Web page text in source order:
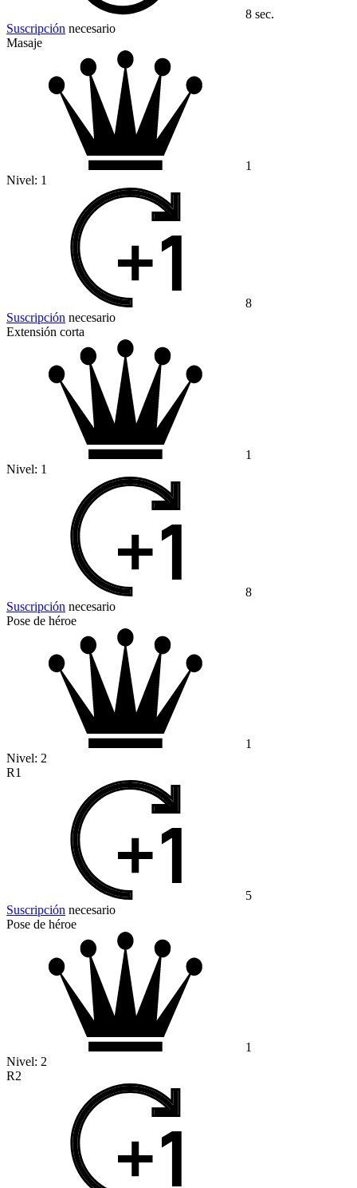
8 sec.
Suscripción necesario
Masaje
1
Nivel: 1
8
Suscripción necesario
Extensión corta
1
Nivel: 1
8
Suscripción necesario
Pose de héroe
1
Nivel: 2
R1
5
Suscripción necesario
Pose de héroe
1
Nivel: 2
R2